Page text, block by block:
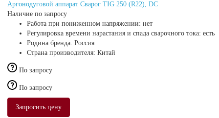
Аргонодуговой аппарат Сварог TIG 250 (R22), DC
Наличие по запросу
Работа при пониженном напряжении: нет
Регулировка времени нарастания и спада сварочного тока: есть
Родина бренда: Россия
Страна производителя: Китай
По запросу
По запросу
Запросить цену